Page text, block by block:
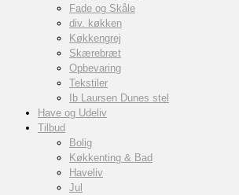
Fade og Skåle
div. køkken
Køkkengrej
Skærebræt
Opbevaring
Tekstiler
Ib Laursen Dunes stel
Have og Udeliv
Tilbud
Bolig
Køkkenting & Bad
Haveliv
Jul